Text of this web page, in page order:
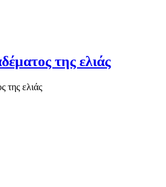
της ελιάς